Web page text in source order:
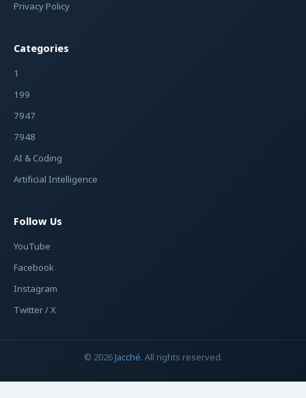
Privacy Policy
Categories
1
199
7947
7948
AI & Coding
Artificial Intelligence
Follow Us
YouTube
Facebook
Instagram
Twitter / X
© 2026Jacché. All rights reserved.